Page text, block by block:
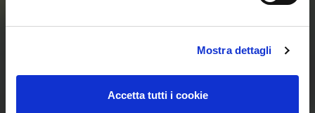
Mostra dettagli
Accetta tutti i cookie
Rinnovabili